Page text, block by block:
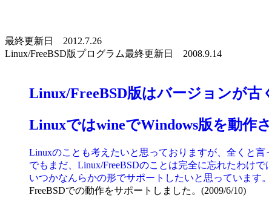
最終更新日 2012.7.26
Linux/FreeBSD版プログラム最終更新日 2008.9.14
Linux/FreeBSD版はバージョンが古
LinuxではwineでWindows版を動作
Linuxのことも考えたいと思っておりますが、全くと
でもまだ、Linux/FreeBSDのことは完全に忘れたわけで
いつかなんらかの形でサポートしたいと思っています。
FreeBSDでの動作をサポートしました。(2009/6/10)